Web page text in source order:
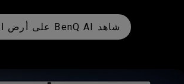
شاهد BenQ AI على أرض الواقع